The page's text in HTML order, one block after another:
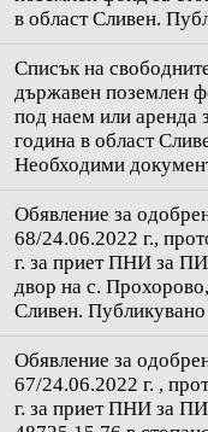
в област Сливен.
Списък на
държавен поземлен
под наем или аренда
година в област
Необходими
Обявление за
68/24.06.2022 г.,
г. за приет ПНИ за
двор на с.
Сливен.
Обявление за
67/24.06.2022 г. ,
г. за приет ПНИ за